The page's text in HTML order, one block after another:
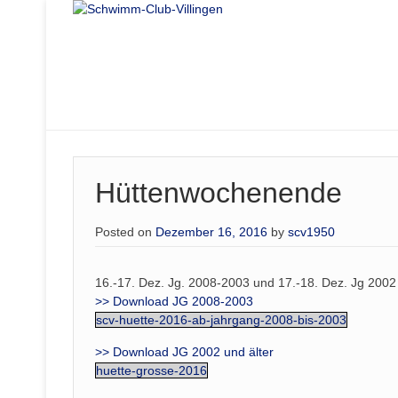
Hüttenwochenende
Posted on Dezember 16, 2016 by scv1950
16.-17. Dez. Jg. 2008-2003 und 17.-18. Dez. Jg
>> Download JG 2008-2003
scv-huette-2016-ab-jahrgang-2008-bis-2003
>> Download JG 2002 und älter
huette-grosse-2016